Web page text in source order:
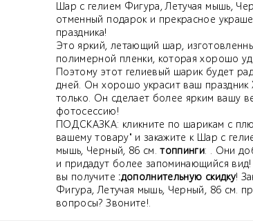
Шар с гелием Фигура, Летучая мышь,
отменный подарок и прекрасное
праздника!
Это яркий, летающий шар,
полимерной пленки, которая хорошо
Поэтому этот гелиевый шарик будет
дней. Он хорошо украсит ваш праздник
только. Он сделает более ярким вашу
фотосессию!
ПОДСКАЗКА: кликните по шарикам с
вашему товару" и закажите к Шар с
мышь, Черный, 86 см.топпинги: . Они
и придадут более запоминающийся
вы получите :дополнительную скидку!
Фигура, Летучая мышь, Черный, 86 см.
вопросы? Звоните!.